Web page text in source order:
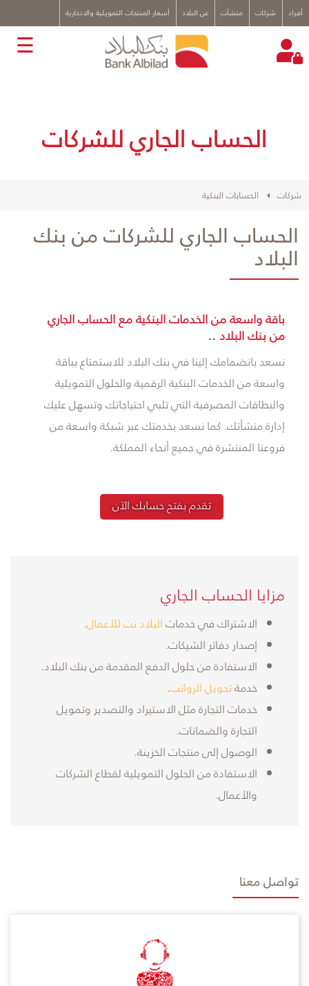
أفراد شركات منشآت عن البلاد أسعار المنتجات التمويلية والادخارية x☰
الحساب الجاري للشركات
شركات الحسابات البنكية
الحساب الجاري للشركات من بنك
البلاد
باقة واسعة من الخدمات البنكية مع الحساب الجاري
من بنك البلاد ..​​​
نسعد بانضمامك إلينا في بنك البلاد للاستمتاع بباقة
واسعة من الخدمات البنكية الرقمية والحلول التمويلية
والبطاقات المصرفية التي تلبي احتياجاتك وتسهل عليك ​
إدارة منشأتك. كما نسعد بخدمتك عبر شبكة واسعة من
فروعنا المنتشرة في جميع أنحاء المملكة.
تقدم بفتح حسابك الآن
مزايا الحساب الجاري
​الاشتراك في خدماتالبلاد نت للأعمال.​
إصدار دفاتر الشيكات.
الاستفادة من حلول الدفع المقدمة من بنك البلاد.
خدمةتحويل الرواتب.
خدمات التجارة مثل الاستيراد والتصدير وتمويل
التجارة والضمانات.
الوصول إلى منتجات الخزينة.
الاستفادة من الحلول التمويلية لقطاع الشركات
والأعمال.
تواصل معنا